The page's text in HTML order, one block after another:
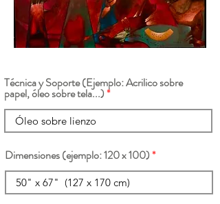
Técnica y Soporte (Ejemplo: Acrilico sobre
papel, óleo sobre tela...)
Dimensiones (ejemplo: 120 x 100)